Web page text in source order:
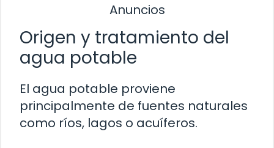
Anuncios
Origen y tratamiento del
agua potable
El agua potable proviene
principalmente de fuentes naturales
como ríos, lagos o acuíferos.